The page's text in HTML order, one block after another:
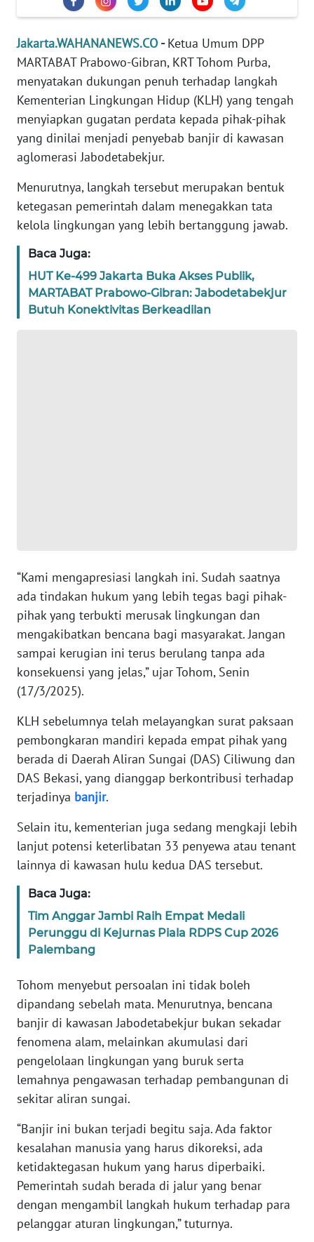
Jakarta.WAHANANEWS.CO -Ketua Umum DPP
MARTABAT Prabowo-Gibran, KRT Tohom Purba,
menyatakan dukungan penuh terhadap langkah
Kementerian Lingkungan Hidup (KLH) yang tengah
menyiapkan gugatan perdata kepada pihak-pihak
yang dinilai menjadi penyebab banjir di kawasan
aglomerasi Jabodetabekjur.
Menurutnya, langkah tersebut merupakan bentuk
ketegasan pemerintah dalam menegakkan tata
kelola lingkungan yang lebih bertanggung jawab.
Baca Juga:
HUT Ke-499 Jakarta Buka Akses Publik,
MARTABAT Prabowo-Gibran: Jabodetabekjur
Butuh Konektivitas Berkeadilan
“Kami mengapresiasi langkah ini. Sudah saatnya
ada tindakan hukum yang lebih tegas bagi pihak-
pihak yang terbukti merusak lingkungan dan
mengakibatkan bencana bagi masyarakat. Jangan
sampai kerugian ini terus berulang tanpa ada
konsekuensi yang jelas,” ujar Tohom, Senin
(17/3/2025).
KLH sebelumnya telah melayangkan surat paksaan
pembongkaran mandiri kepada empat pihak yang
berada di Daerah Aliran Sungai (DAS) Ciliwung dan
DAS Bekasi, yang dianggap berkontribusi terhadap
terjadinya banjir.
Selain itu, kementerian juga sedang mengkaji lebih
lanjut potensi keterlibatan 33 penyewa atau tenant
lainnya di kawasan hulu kedua DAS tersebut.
Baca Juga:
Tim Anggar Jambi Raih Empat Medali
Perunggu di Kejurnas Piala RDPS Cup 2026
Palembang
Tohom menyebut persoalan ini tidak boleh
dipandang sebelah mata. Menurutnya, bencana
banjir di kawasan Jabodetabekjur bukan sekadar
fenomena alam, melainkan akumulasi dari
pengelolaan lingkungan yang buruk serta
lemahnya pengawasan terhadap pembangunan di
sekitar aliran sungai.
“Banjir ini bukan terjadi begitu saja. Ada faktor
kesalahan manusia yang harus dikoreksi, ada
ketidaktegasan hukum yang harus diperbaiki.
Pemerintah sudah berada di jalur yang benar
dengan mengambil langkah hukum terhadap para
pelanggar aturan lingkungan,” tuturnya.
DISCLAIMER
Wahana
News
Regional
WN
JAKARTA
WN
JABAR
WN
RIAU
WN
SERAMBI
WN
JAMBI
WN
SULTRA
WN
NTB
WN
SULTENG
SULBAR
WN
SUMBAR
WN
SUMSEL
BENGKULU
WN
LAMPUNG
WN
JATENG